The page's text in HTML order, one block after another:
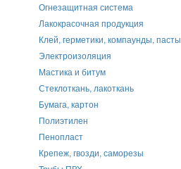
Огнезащитная система
Лакокрасочная продукция
Клей, герметики, компаунды, пасты
Электроизоляция
Мастика и битум
Стеклоткань, лакоткань
Бумага, картон
Полиэтилен
Пенопласт
Крепеж, гвозди, саморезы